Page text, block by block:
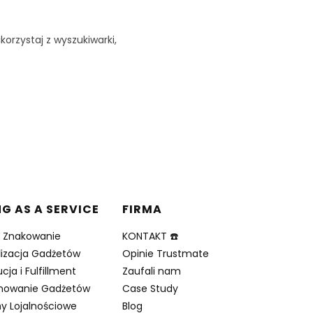
z wyszukiwarki,
AS A SERVICE
Znakowanie
Gadżetów
i Fulfillment
Gadżetów
Lojalnościowe
FIRMA
KONTAKT ☎️
Opinie Trustmate
Zaufali nam
Case Study
Blog